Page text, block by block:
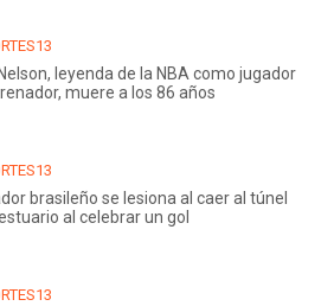
leyenda de la NBA como jugador
muere a los 86 años
brasileño se lesiona al caer al túnel
al celebrar un gol